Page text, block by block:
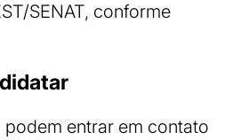
SENAT, conforme
podem entrar em contato